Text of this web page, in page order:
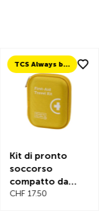
Kit pronto
soccorso auto
CHF 18.40